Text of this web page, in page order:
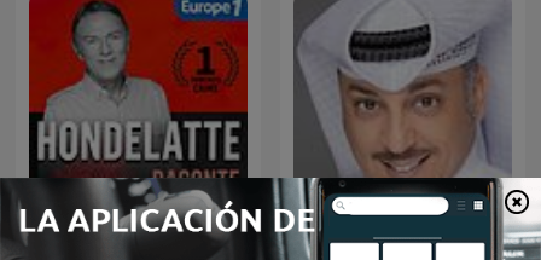
Hondelatte Raconte
سوالف طريق - ابو طلال